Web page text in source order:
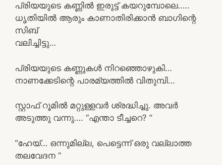
പ്രിയയുടെ കണ്ണിൽ ഇരുട്ട് കയറുമ്പോലെ…..
ധൃതിയിൽ ആരും കാണാതിരിക്കാൻ ബാഗിന്റെ
സിബ്
വലിച്ചിട്ടു…
പ്രിയയുടെ കണ്ണുകൾ നിറഞ്ഞൊഴുകി…
നാണക്കേടിന്റെ പാരമ്യത്തിൽ വിതുമ്പി…
സ്റ്റാഫ് റൂമിൽ മറ്റുള്ളവർ ശ്രദ്ധിച്ചു. അവർ
അടുത്തു വന്നു…. “എന്താ ടീച്ചറെ? “
“ഹേയ്… ഒന്നുമില്ല, പെട്ടെന്ന് ഒരു വല്ലാത്ത
തലവേദന “